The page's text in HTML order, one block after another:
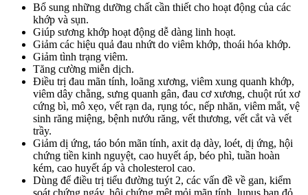
Bổ sung những dưỡng chất cần thiết cho hoạt động của các
khớp và sụn.
Giúp sương khớp hoạt động dễ dàng linh hoạt.
Giảm các hiệu quả đau nhứt do viêm khớp, thoái hóa khớp.
Giảm tình trạng viêm.
Tăng cường miễn dịch.
Điều trị đau mãn tính, loãng xương, viêm xung quanh khớp,
viêm dây chằng, sưng quanh gân, đau cơ xương, chuột rút xơ
cứng bì, mô xẹo, vết rạn da, rụng tóc, nếp nhăn, viêm mắt, vệ
sinh răng miệng, bệnh nướu răng, vết thương, vết cắt và vết
trầy.
Giảm dị ứng, táo bón mãn tính, axit dạ dày, loét, dị ứng, hội
chứng tiền kinh nguyệt, cao huyết áp, béo phì, tuần hoàn
kém, cao huyết áp và cholesterol cao.
Dùng để điều trị tiểu đường tuýt 2, các vấn đề về gan, kiểm
soát chứng ngáy, hội chứng mệt mỏi mãn tính, lupus ban đỏ